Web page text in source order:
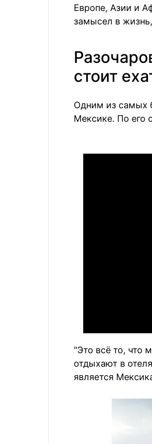
Европе, Азии и
замысел в
стоит
Одним из самых
Мексике. По его
"Это всё то, что
отдыхают в
является